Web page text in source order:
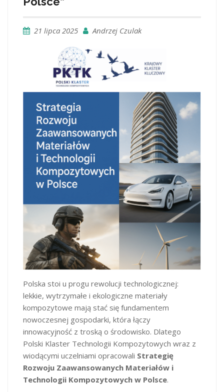
21 lipca 2025 Andrzej Czulak
Polska stoi u progu rewolucji technologicznej:
lekkie, wytrzymałe i ekologiczne materiały
kompozytowe mają stać się fundamentem
nowoczesnej gospodarki, która łączy
innowacyjność z troską o środowisko. Dlatego
Polski Klaster Technologii Kompozytowych wraz z
wiodącymi uczelniami opracowali Strategię
Rozwoju Zaawansowanych Materiałów i
Technologii Kompozytowych w Polsce.